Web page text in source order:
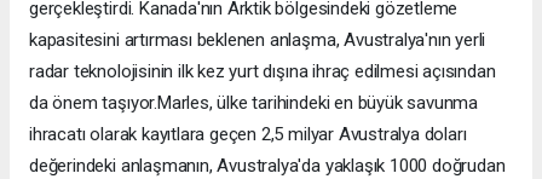
gerçekleştirdi. Kanada'nın Arktik bölgesindeki gözetleme
kapasitesini artırması beklenen anlaşma, Avustralya'nın yerli
radar teknolojisinin ilk kez yurt dışına ihraç edilmesi açısından
da önem taşıyor.Marles, ülke tarihindeki en büyük savunma
ihracatı olarak kayıtlara geçen 2,5 milyar Avustralya doları
değerindeki anlaşmanın, Avustralya'da yaklaşık 1000 doğrudan